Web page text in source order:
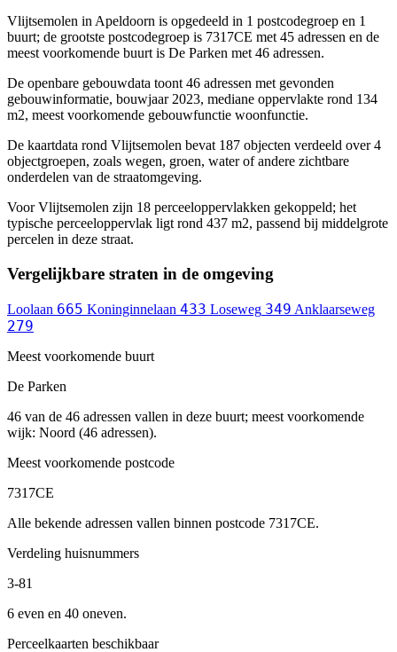
Vlijtsemolen in Apeldoorn is opgedeeld in 1 postcodegroep en 1
buurt; de grootste postcodegroep is 7317CE met 45 adressen en de
meest voorkomende buurt is De Parken met 46 adressen.
De openbare gebouwdata toont 46 adressen met gevonden
gebouwinformatie, bouwjaar 2023, mediane oppervlakte rond 134
m2, meest voorkomende gebouwfunctie woonfunctie.
De kaartdata rond Vlijtsemolen bevat 187 objecten verdeeld over 4
objectgroepen, zoals wegen, groen, water of andere zichtbare
onderdelen van de straatomgeving.
Voor Vlijtsemolen zijn 18 perceeloppervlakken gekoppeld; het
typische perceeloppervlak ligt rond 437 m2, passend bij middelgrote
percelen in deze straat.
Vergelijkbare straten in de omgeving
Loolaan 665 Koninginnelaan 433 Loseweg 349 Anklaarseweg
279
Meest voorkomende buurt
De Parken
46 van de 46 adressen vallen in deze buurt; meest voorkomende
wijk: Noord (46 adressen).
Meest voorkomende postcode
7317CE
Alle bekende adressen vallen binnen postcode 7317CE.
Verdeling huisnummers
3-81
6 even en 40 oneven.
Perceelkaarten beschikbaar